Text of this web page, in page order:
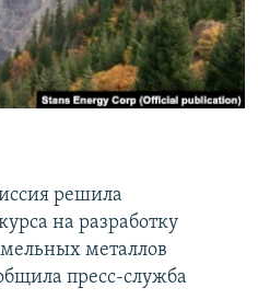
решила
на разработку
металлов
пресс-служба